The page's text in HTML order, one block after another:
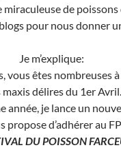
miraculeuse de poissons
pour nous donner
Je m’explique:
vous êtes nombreuses
maxis délires du 1er Avril.
année, je lance un
propose d’adhérer au
DU POISSON